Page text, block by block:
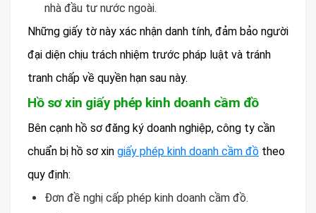
nhà đầu tư nước ngoài.
Những giấy tờ này xác nhận danh tính, đảm bảo người
đại diện chịu trách nhiệm trước pháp luật và tránh
tranh chấp về quyền hạn sau này.
Hồ sơ xin giấy phép kinh doanh cầm đồ
Bên cạnh hồ sơ đăng ký doanh nghiệp, công ty cần
chuẩn bị hồ sơ xin giấy phép kinh doanh cầm đồ theo
quy định:
Đơn đề nghị cấp phép kinh doanh cầm đồ.